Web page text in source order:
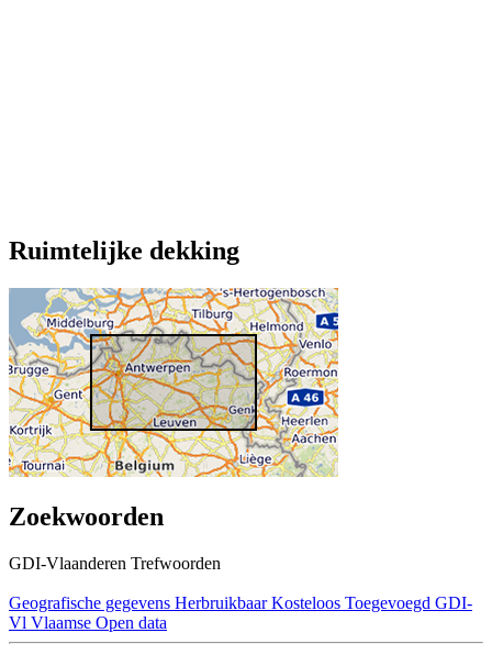
Ruimtelijke dekking
Zoekwoorden
GDI-Vlaanderen Trefwoorden
Geografische gegevens Herbruikbaar Kosteloos Toegevoegd GDI-
Vl Vlaamse Open data